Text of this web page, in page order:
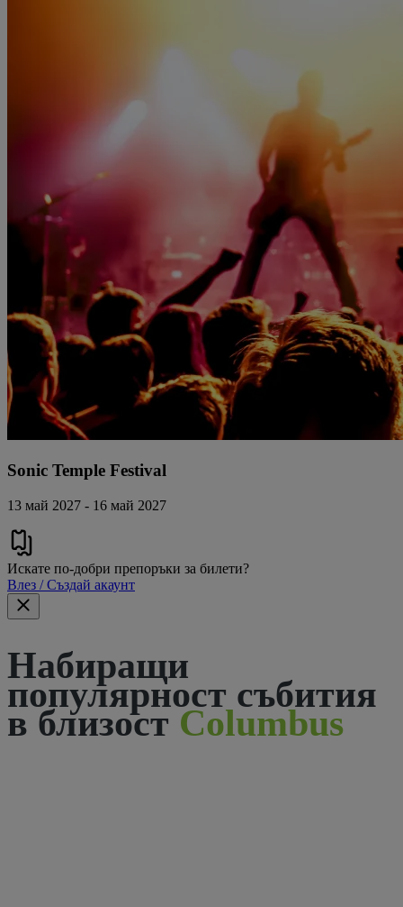
Sonic Temple Festival
13 май 2027 - 16 май 2027
Искате по-добри препоръки за билети?
Влез / Създай акаунт
Набиращи
популярност събития
в близост Columbus